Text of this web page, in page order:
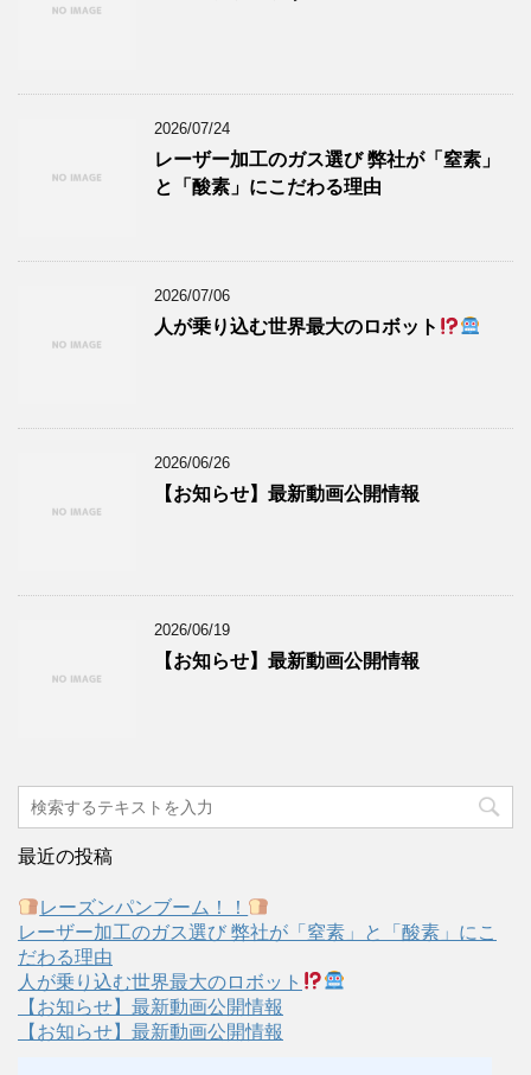
2026/07/24
レーザー加工のガス選び 弊社が「窒素」
と「酸素」にこだわる理由
2026/07/06
人が乗り込む世界最大のロボット
2026/06/26
【お知らせ】最新動画公開情報
2026/06/19
【お知らせ】最新動画公開情報
最近の投稿
レーズンパンブーム！！
レーザー加工のガス選び 弊社が「窒素」と「酸素」にこ
だわる理由
人が乗り込む世界最大のロボット
【お知らせ】最新動画公開情報
【お知らせ】最新動画公開情報